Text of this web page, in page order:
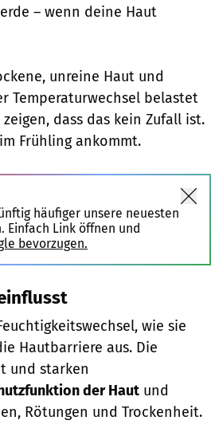
– wenn deine Haut
unreine Haut und
Temperaturwechsel belastet
dass das kein Zufall ist.
Frühling ankommt.
häufiger unsere neuesten
Einfach Link öffnen und
bevorzugen.
wie sie
Hautbarriere aus. Die
und starken
der Haut und
Rötungen und Trockenheit.